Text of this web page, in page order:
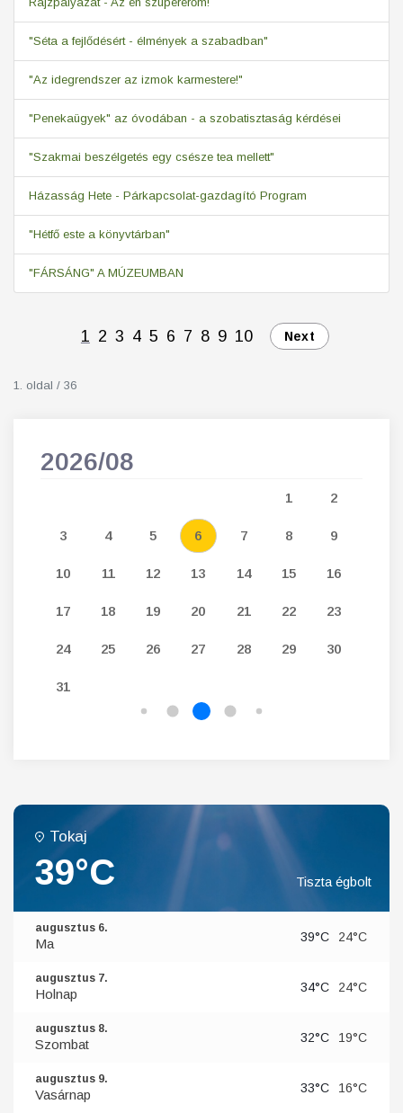
"Séta a fejlődésért - élmények a szabadban"
"Az idegrendszer az izmok karmestere!"
"Penekaügyek" az óvodában - a szobatisztaság kérdései
"Szakmai beszélgetés egy csésze tea mellett"
Házasság Hete - Párkapcsolat-gazdagító Program
"Hétfő este a könyvtárban"
"FÁRSÁNG" A MÚZEUMBAN
1 2 3 4 5 6 7 8 9 10 Next
1. oldal / 36
2026/08
1 2
3 4 5 6 7 8 9
10 11 12 13 14 15 16
17 18 19 20 21 22 23
24 25 26 27 28 29 30
31
Tokaj
39°C Tiszta égbolt
augusztus 6.
Ma 39°C 24°C
augusztus 7.
Holnap 34°C 24°C
augusztus 8.
Szombat 32°C 19°C
augusztus 9.
Vasárnap 33°C 16°C